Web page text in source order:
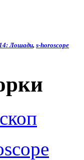
Лошади, s-horoscope